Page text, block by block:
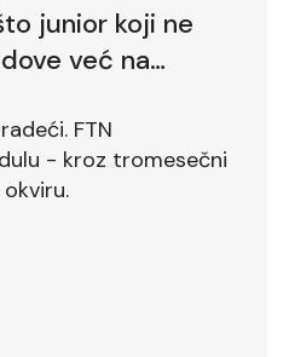
junior koji ne
već na
FTN
- kroz tromesečni